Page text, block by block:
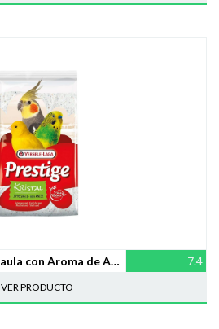
Versele-laga Fondo de Jaula con Aroma de Anis Krystal 5 kg 7.4
VER PRODUCTO